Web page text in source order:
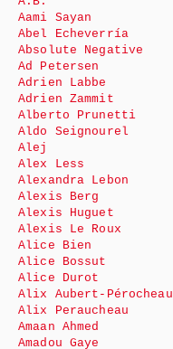
Aami Sayan
Abel Echeverría
Absolute Negative
Ad Petersen
Adrien Labbe
Adrien Zammit
Alberto Prunetti
Aldo Seignourel
Alej
Alex Less
Alexandra Lebon
Alexis Berg
Alexis Huguet
Alexis Le Roux
Alice Bien
Alice Bossut
Alice Durot
Alix Aubert-Pérocheau
Alix Peraucheau
Amaan Ahmed
Amadou Gaye